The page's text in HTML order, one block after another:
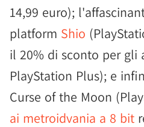
14,99 euro);
platform Shio
il 20% di sconto per gli
PlayStation Plus); e
Curse of the Moon
ai metroidvania a 8 bit